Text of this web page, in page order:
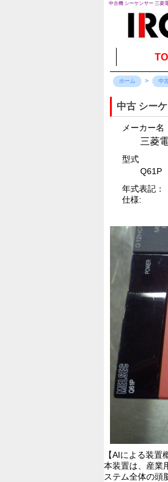
中古機 シーケンサー 三菱
ホーム 中
中古 シー
メーカー名
三菱
型式
Q61P
年式表記：
仕様:
【AIによる装置
本装置は、産業
ステム全体の頭